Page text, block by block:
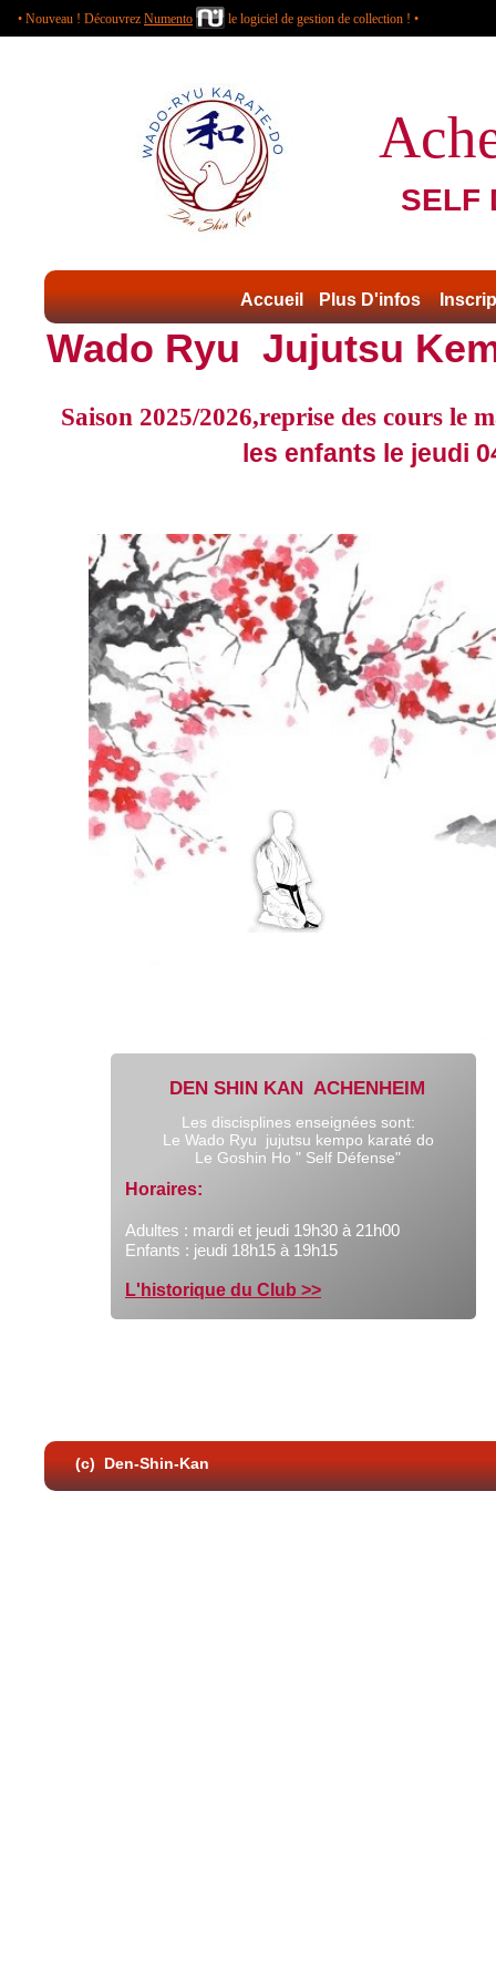
• Nouveau ! Découvrez Numento le logiciel de gestion de collection ! •
Saison 2025/2026,reprise des cours le
les enfants le jeudi
Horaires:
Adultes : mardi et jeudi 19h30 à 21h00
Enfants : jeudi 18h15 à 19h15
L'historique du Club >>
Les discisplines enseignées sont:
Le Wado Ryu jujutsu kempo karaté do
Le Goshin Ho " Self Défense"
DEN SHIN KAN ACHENHEIM
SELF
Wado Ryu Jujutsu
Accueil Plus D'infos
(c) Den-Shin-Kan